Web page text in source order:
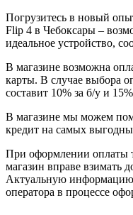
Погрузитесь в новый
Flip 4 в Чебоксары –
идеальное устройство,
В магазине возможна
карты. В случае выбора
составит 10% за б/у и
В магазине мы можем
кредит на самых
При оформлении оплаты
магазин вправе взимать
Актуальную информацию
оператора в процессе